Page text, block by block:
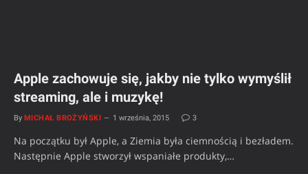
Apple zachowuje się, jakby nie tylko wymyślił
streaming, ale i muzykę!
By MICHAŁ BROŻYŃSKI 1 września, 2015 3
Na początku był Apple, a Ziemia była ciemnością i bezładem.
Następnie Apple stworzył wspaniałe produkty,…